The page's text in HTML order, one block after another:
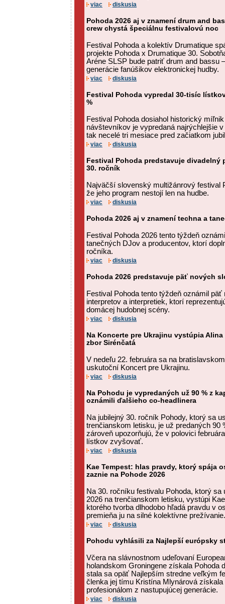
viac diskusia
Pohoda 2026 aj v znamení drum and
crew chystá špeciálnu festivalovú noc
Festival Pohoda a kolektív Drumatique
projekte Pohoda x Drumatique 30.
Aréne SLSP bude patriť drum and bassu
generácie fanúšikov elektronickej hudby.
viac diskusia
Festival Pohoda vypredal 30-tisíc
%
Festival Pohoda dosiahol historický
návštevníkov je vypredaná najrýchlejšie
tak necelé tri mesiace pred začiatkom
viac diskusia
Festival Pohoda predstavuje divadelný
30. ročník
Najväčší slovenský multižánrový festival
že jeho program nestojí len na hudbe.
viac diskusia
Pohoda 2026 aj v znamení techna a
Festival Pohoda 2026 tento týždeň
tanečných DJov a producentov, ktorí
ročníka.
viac diskusia
Pohoda 2026 predstavuje päť nových
Festival Pohoda tento týždeň oznámil
interpretov a interpretiek, ktorí
domácej hudobnej scény.
viac diskusia
Na Koncerte pre Ukrajinu vystúpia Alina
zbor Sirénčatá
V nedeľu 22. februára sa na
uskutoční Koncert pre Ukrajinu.
viac diskusia
Na Pohodu je vypredaných už 90 % z
oznámili ďalšieho co-headlinera
Na jubilejný 30. ročník Pohody, ktorý sa
trenčianskom letisku, je už predaných 90
zároveň upozorňujú, že v polovici
lístkov zvyšovať.
viac diskusia
Kae Tempest: hlas pravdy, ktorý spája
zaznie na Pohode 2026
Na 30. ročníku festivalu Pohoda, ktorý sa
2026 na trenčianskom letisku, vystúpi
ktorého tvorba dlhodobo hľadá pravdu v
premieňa ju na silné kolektívne prežívanie.
viac diskusia
Pohodu vyhlásili za Najlepší európsky
Včera na slávnostnom udeľovaní
holandskom Groningene získala Pohoda
stala sa opäť Najlepším stredne veľkým
členka jej tímu Kristína Mlynárová získala
profesionálom z nastupujúcej generácie.
viac diskusia